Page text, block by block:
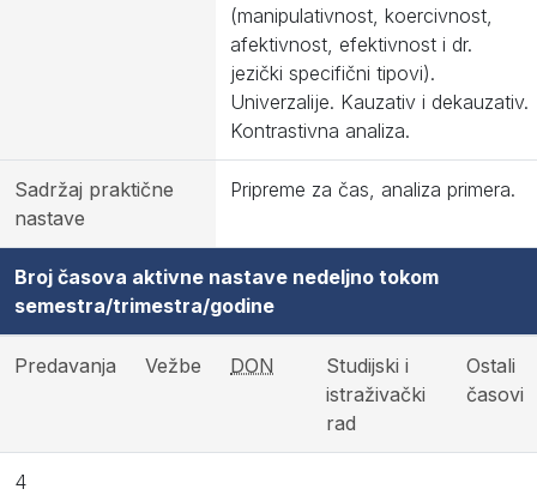
(manipulativnost, koercivnost,
afektivnost, efektivnost i dr.
jezički specifični tipovi).
Univerzalije. Kauzativ i dekauzativ.
Kontrastivna analiza.
Sadržaj praktične
nastave
Pripreme za čas, analiza primera.
Broj časova aktivne nastave nedeljno tokom
semestra/trimestra/godine
Predavanja Vežbe DON
Studijski i
istraživački
rad
Ostali
časovi
4